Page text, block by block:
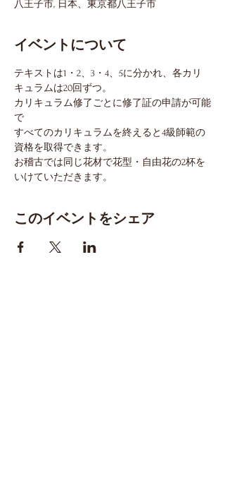
八王子市, 日本、東京都八王子市
イベントについて
テキストは1・2、3・4、5に分かれ、各カリ
キュラムは20回ずつ。
カリキュラム修了ごとに修了証の申請が可能
で
すべてのカリキュラムを終えると4級師範の
資格を取得できます。
お稽古では同じ花材で花型・自由花の2杯を
いけていただきます。
このイベントをシェア